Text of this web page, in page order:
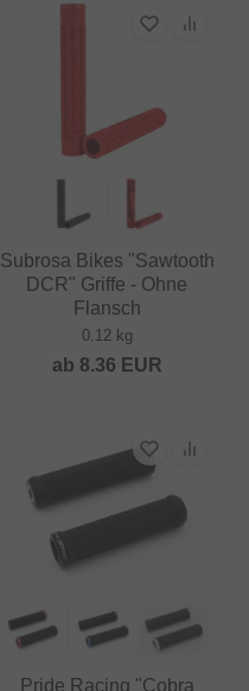
Subrosa Bikes "Sawtooth
DCR" Griffe - Ohne
Flansch
0.12 kg
ab 8.36 EUR
Pride Racing "Cobra